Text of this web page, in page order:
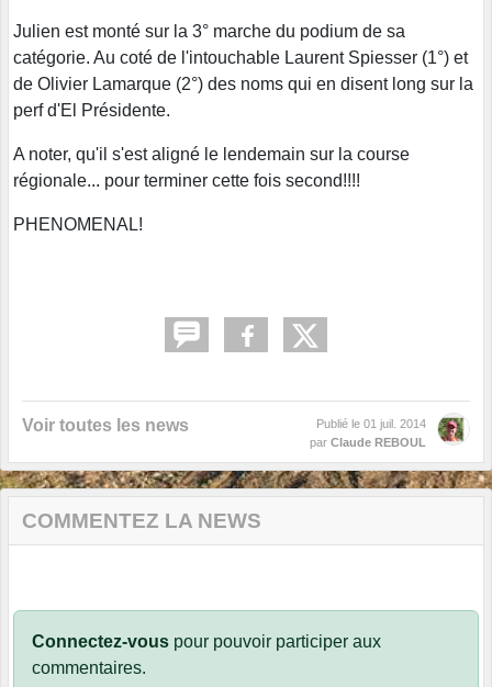
Julien est monté sur la 3° marche du podium de sa
catégorie. Au coté de l'intouchable Laurent Spiesser (1°) et
de Olivier Lamarque (2°) des noms qui en disent long sur la
perf d'El Présidente.
A noter, qu'il s'est aligné le lendemain sur la course
régionale... pour terminer cette fois second!!!!
PHENOMENAL!
Voir toutes les news Publié le 01 juil. 2014
par Claude REBOUL
COMMENTEZ LA NEWS
Connectez-vous pour pouvoir participer aux
commentaires.